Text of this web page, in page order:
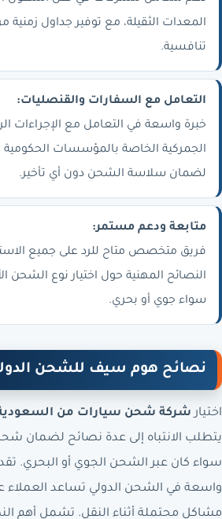
المعدات الثقيلة، مع توفير جداول زمنية
تنافسية.
التعامل مع السفارات والقنصليات:
خبرة واسعة في التعامل مع الإجراءات
الجمركية الخاصة بالمؤسسات الحكومية
لضمان سلاسة الشحن دون أي تأخير.
متابعة ودعم مستمر:
فريق متخصص متاح للرد على جميع
النصائح المهنية حول اختيار نوع الشحن
سواء جوي أو بحري.
نصائح هوم سيف للشحن
اختيار شركة شحن سيارات من السعودية
يتطلب الانتباه إلى عدة نصائح لضمان
سواء كان عبر الشحن الجوي أو البحري.
واسعة في الشحن الدولي تساعد العملاء
مشاكل محتملة أثناء النقل. تشمل أهم